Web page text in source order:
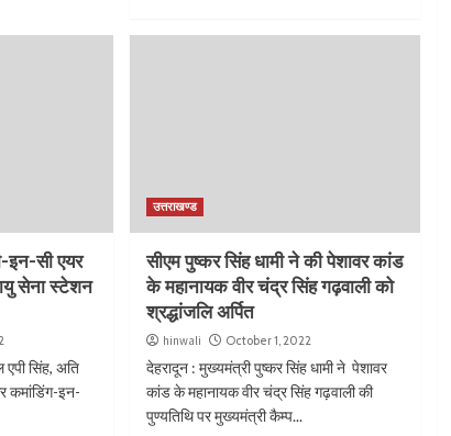
इन-सी एयर
सेना स्टेशन
सिंह, अति
कमांडिंग-इन-
उत्तराखण्ड
सीएम पुष्कर सिंह धामी ने की पेशावर कांड
के महानायक वीर चंद्र सिंह गढ़वाली को
श्रद्धांजलि अर्पित
hinwali October 1, 2022
देहरादून : मुख्यमंत्री पुष्कर सिंह धामी ने पेशावर
कांड के महानायक वीर चंद्र सिंह गढ़वाली की
पुण्यतिथि पर मुख्यमंत्री कैम्प...